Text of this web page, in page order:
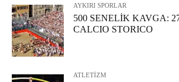
AYKIRI SPORLAR
500 SENELİK KAVGA:
CALCIO STORICO
ATLETİZM